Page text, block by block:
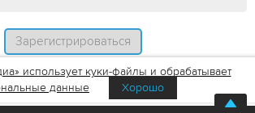
использует куки-файлы и обрабатывает
данные
Хорошо